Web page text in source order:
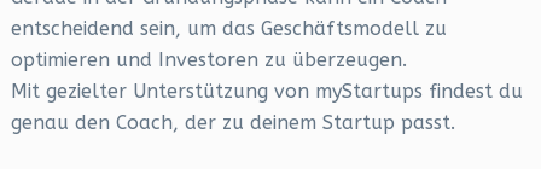
entscheidend sein, um das Geschäftsmodell zu
optimieren und Investoren zu überzeugen.
Mit gezielter Unterstützung von myStartups findest du
genau den Coach, der zu deinem Startup passt.